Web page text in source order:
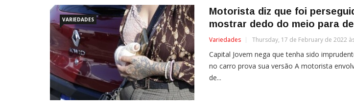
VARIEDADES
Motorista diz que foi
mostrar dedo do meio para
Variedades Thursday, 17 de February de 2022
Capital Jovem nega que tenha sido
no carro prova sua versão A motorista
de...